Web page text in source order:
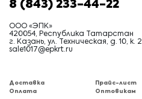
8 (843) 233-44-22
ООО «ЭПК»
420054, Республика Татарстан
г. Казань, ул. Техническая, д. 10, к. 2
sale1017@epkrt.ru
Доставка
Оплата
Прайс-лист
Оптовикам